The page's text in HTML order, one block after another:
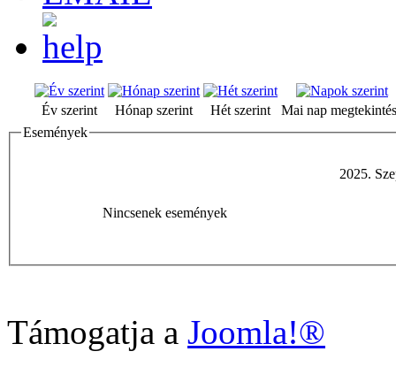
Év szerint Hónap szerint Hét szerint
Mai nap
Események
2025.
Nincsenek események
Támogatja a Joomla!®